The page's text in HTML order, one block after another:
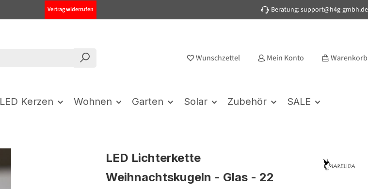
Vertrag widerrufen Beratung: support@h4g-gmbh.de
Wunschzettel Mein Konto Warenkorb
LED Kerzen Wohnen Garten Solar Zubehör SALE
LED Lichterkette
Weihnachtskugeln - Glas - 22